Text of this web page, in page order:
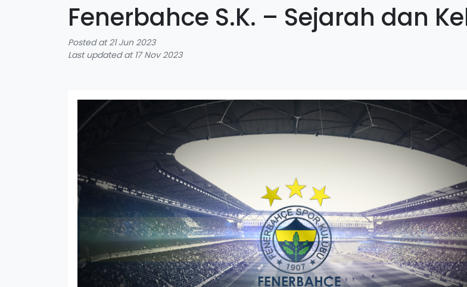
Fenerbahce S.K. – Sejarah dan
Posted at 21 Jun 2023
Last updated at 17 Nov 2023